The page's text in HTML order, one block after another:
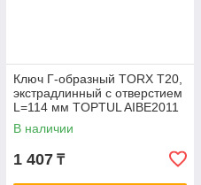
Ключ Г-образный TORX T20,
экстрадлинный с отверстием
L=114 мм TOPTUL AIBE2011
В наличии
1 407 ₸